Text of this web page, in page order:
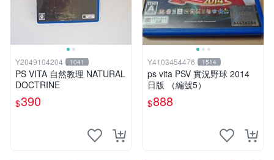
Y2049104204 1041
PS VITA 自然教理 NATURAL
DOCTRINE
$390
Y4103454476 1514
ps vita PSV 實況野球 2014
日版 （編號5）
$888